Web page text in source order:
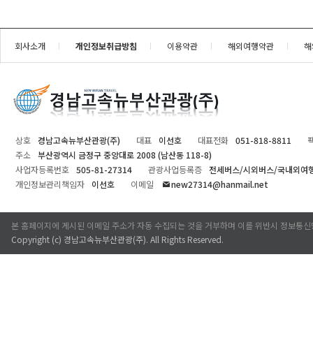
회사소개 개인정보취급방침 이용약관 해외여행약관
상호 경남고속뉴부산관광(주) 대표 이선호 대표전화 051-818-8811
주소 부산광역시 금정구 중앙대로 2008 (남산동 118-8)
사업자등록번호 505-81-27314 관광사업등록증
전세버스/시외버스/국내외여
개인정보관리책임자
이선호 이메일 new27314@hanmail.net
본 홈페이지에 게시된 이메일 주소가 자동 수집되는 것을 거부하며 이를 위반시 정보통
Copyright (c) 경남고속뉴부산관광(주). All Rights Reserved.